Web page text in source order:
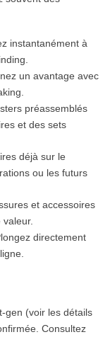
instantanément à
un avantage avec
préassemblés
et des sets
déjà sur le
ou les futurs
et accessoires
directement
gen (voir les détails
Consultez